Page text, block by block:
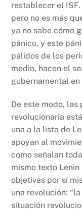
restablecer el ISF.
pero no es más
ya no sabe cómo
pánico, y este
pálidos de los
medio, hacen el
gubernamental
De este modo, las
revolucionaria
una a la lista de
apoyan al
como señalan
mismo texto
objetivas por sí
una revolución:
situación